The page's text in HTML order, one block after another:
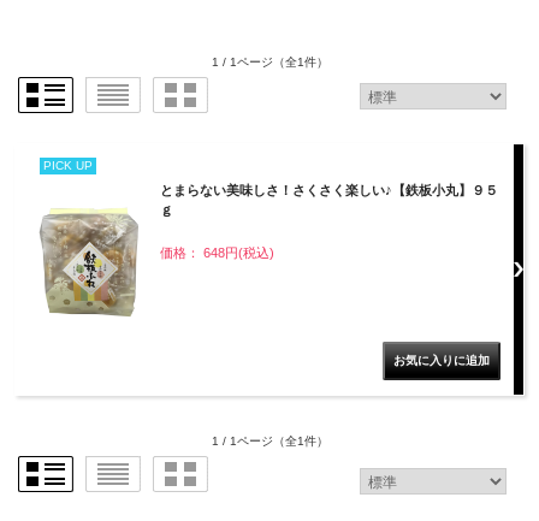
1 / 1ページ （全1件）
PICK UP
とまらない美味しさ！さくさく楽しい♪【鉄板小丸】９５
ｇ
価格： 648円(税込)
1 / 1ページ （全1件）